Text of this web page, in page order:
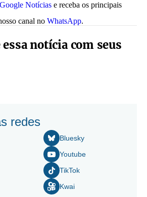
Google Notícias e receba os principais
canal no WhatsApp.
notícia com seus
redes
Bluesky
Youtube
TikTok
Kwai